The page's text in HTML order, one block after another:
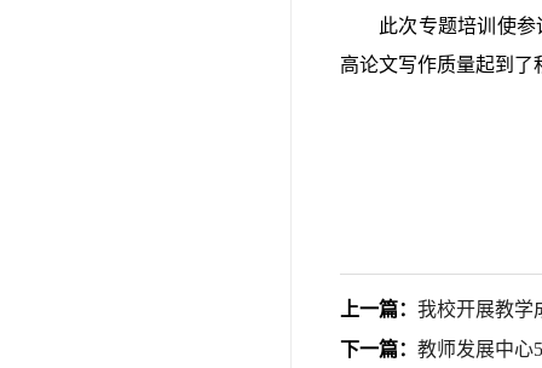
此次专题培训使
高论文写作质量起到了
上一篇： 我校开展教学
下一篇： 教师发展中心